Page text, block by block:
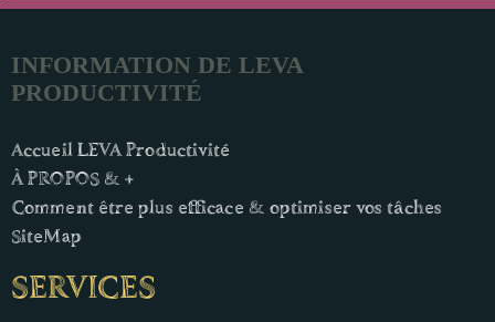
INFORMATION DE LEVA
PRODUCTIVITÉ
Accueil LEVA Productivité
À PROPOS & +
Comment être plus efficace & optimiser vos tâches
SiteMap
SERVICES